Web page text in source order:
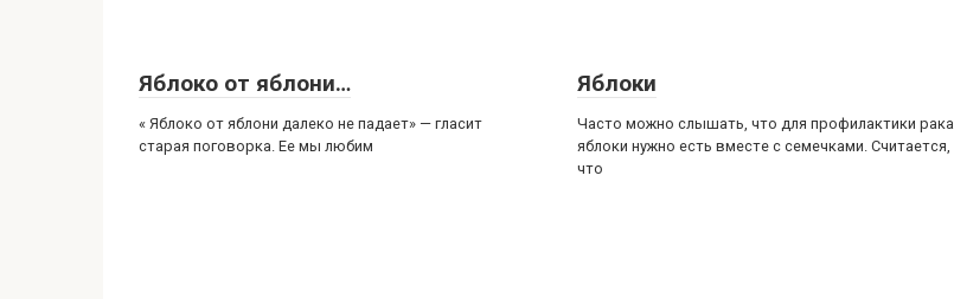
Яблоко от яблони…
« Яблоко от яблони далеко не падает» — гласит
старая поговорка. Ее мы любим
Яблоки
Часто можно слышать, что для профилактики рака
яблоки нужно есть вместе с семечками. Считается,
что